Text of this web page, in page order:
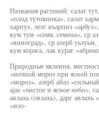
Названия растений: салат
«плод тутовника», салат
харпуз, лезг къарпиз
кум тум «семя, семена», ср
«виноград», ср азерб
кум корага, лак кураг
Природные явления,
«ночной мороз при ясной
«мороз», азерб айаз
ajas «чистое и ясное небо»,
авлахь (овлахь), дарг авлахъ
«изо-